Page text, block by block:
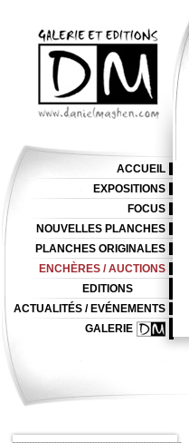
ACCUEIL
EXPOSITIONS
FOCUS
NOUVELLES PLANCHES
PLANCHES ORIGINALES
ENCHÈRES / AUCTIONS
EDITIONS
ACTUALITÉS / EVÉNEMENTS
GALERIE